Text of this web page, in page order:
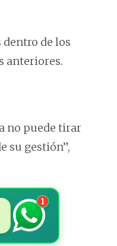
dentro de los
anteriores.
no puede tirar
su gestión”,
1